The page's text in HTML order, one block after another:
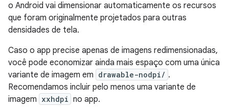
o Android vai dimensionar automaticamente os recursos
que foram originalmente projetados para outras
densidades de tela.
Caso o app precise apenas de imagens redimensionadas,
você pode economizar ainda mais espaço com uma única
variante de imagem em drawable-nodpi/ .
Recomendamos incluir pelo menos uma variante de
imagem xxhdpi no app.